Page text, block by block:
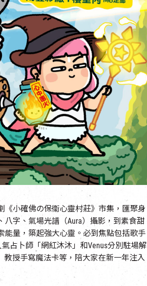
《小確佛の保衞心靈村莊》市集，匯聚身
字、氣場光譜（Aura）攝影，到素食甜
能量，築起強大心靈。必到焦點包括歌手
占卜師「網紅沐沐」和Venus分別駐場解
教授手寫魔法卡等，陪大家在新一年注入